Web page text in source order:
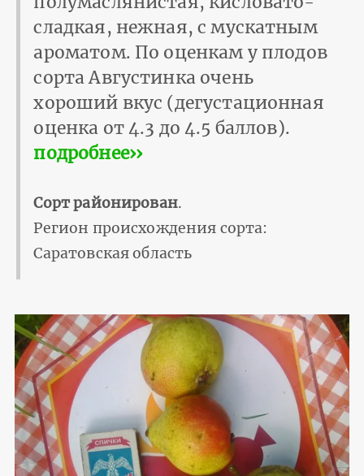
сладкая, нежная, с мускатным
ароматом. По оценкам у плодов
сорта Августинка очень
хороший вкус (дегустационная
оценка от 4.3 до 4.5 баллов).
подробнее››
Сорт районирован.
Регион происхождения сорта:
Саратовская область